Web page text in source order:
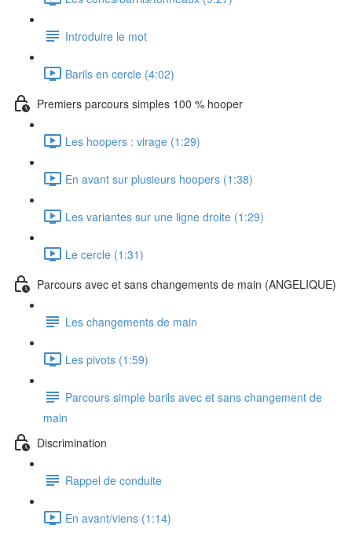
Introduire le mot
Barils en cercle (4:02)
Premiers parcours simples 100 % hooper
Les hoopers : virage (1:29)
En avant sur plusieurs hoopers (1:38)
Les variantes sur une ligne droite (1:29)
Le cercle (1:31)
Parcours avec et sans changements de main (ANGELIQUE)
Les changements de main
Les pivots (1:59)
Parcours simple barils avec et sans changement de
main
Discrimination
Rappel de conduite
En avant/viens (1:14)